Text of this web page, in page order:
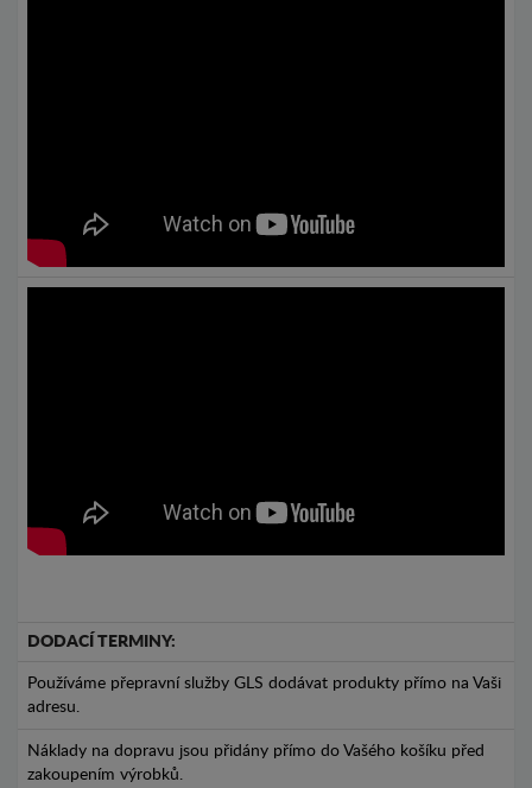
DODACÍ TERMINY:
Používáme přepravní služby GLS dodávat produkty přímo na Vaši
adresu.
Náklady na dopravu jsou přidány přímo do Vašého košíku před
zakoupením výrobků.